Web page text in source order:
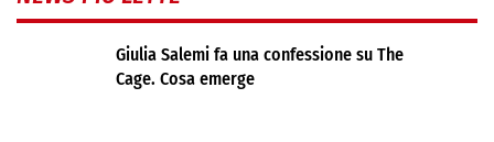
Giulia Salemi fa una confessione su The
Cage. Cosa emerge